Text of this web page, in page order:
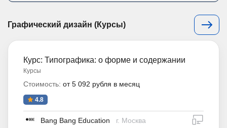
Графический дизайн (Курсы)
Курс: Типографика: о форме и содержании
Курсы
Стоимость: от 5 092 рубля в месяц
4.8
Bang Bang Education г. Москва